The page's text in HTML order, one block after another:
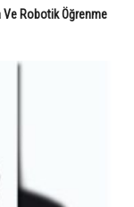
Ve Robotik Öğrenme